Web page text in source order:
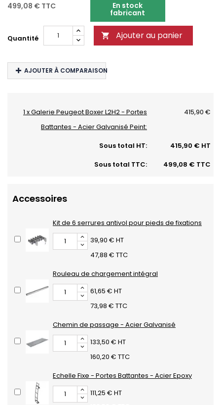
499,08 € TTC En stock
fabricant
Quantité  Ajouter au panier
AJOUTER À COMPARAISON
1 x Galerie Peugeot Boxer L2H2 - Portes
Battantes - Acier Galvanisé Peint:
415,90 €
Sous total HT:
415,90 € HT
Sous total TTC:
499,08 € TTC
Accessoires
Kit de 6 serrures antivol pour pieds de fixations
39,90 € HT
47,88 € TTC
Rouleau de chargement intégral
61,65 € HT
73,98 € TTC
Chemin de passage - Acier Galvanisé
133,50 € HT
160,20 € TTC
Echelle Fixe - Portes Battantes - Acier Epoxy
111,25 € HT